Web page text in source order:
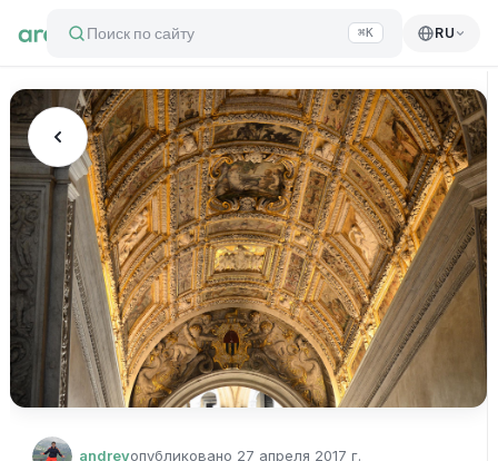
Поиск по сайту ⌘K RU
andreyопубликовано 27 апреля 2017 г.